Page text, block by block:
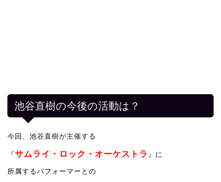
池谷直樹の今後の活動は？
今回、池谷直樹が主催する
『 サムライ・ロック・オーケストラ 』に
所属するパフォーマーとの